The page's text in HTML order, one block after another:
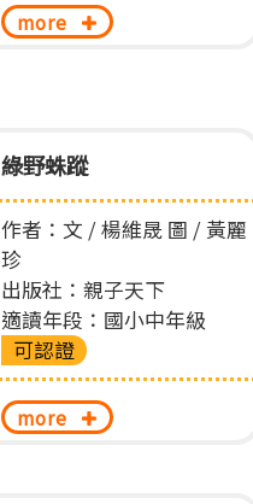
more
綠野蛛蹤
作者：文 / 楊維晟 圖 / 黃麗
珍
出版社：親子天下
適讀年段：國小中年級
可認證
more